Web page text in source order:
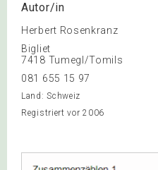
Autor/in
Herbert Rosenkranz
Bigliet
7418 Tumegl/Tomils
081 655 15 97
Land: Schweiz
Registriert vor 2006